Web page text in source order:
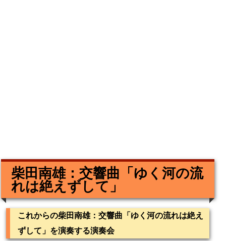
柴田南雄：交響曲「ゆく河の流
れは絶えずして」
これからの柴田南雄：交響曲「ゆく河の流れは絶え
ずして」を演奏する演奏会